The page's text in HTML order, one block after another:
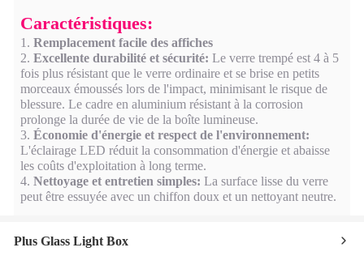
Caractéristiques:
1. Remplacement facile des affiches
2. Excellente durabilité et sécurité: Le verre trempé est 4 à 5
fois plus résistant que le verre ordinaire et se brise en petits
morceaux émoussés lors de l'impact, minimisant le risque de
blessure. Le cadre en aluminium résistant à la corrosion
prolonge la durée de vie de la boîte lumineuse.
3. Économie d'énergie et respect de l'environnement:
L'éclairage LED réduit la consommation d'énergie et abaisse
les coûts d'exploitation à long terme.
4. Nettoyage et entretien simples: La surface lisse du verre
peut être essuyée avec un chiffon doux et un nettoyant neutre.
Plus Glass Light Box